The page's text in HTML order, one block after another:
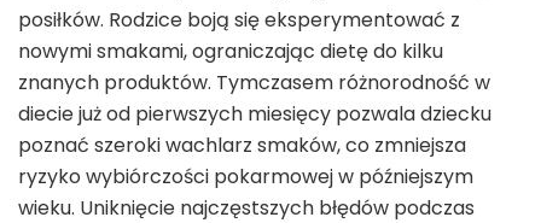
posiłków. Rodzice boją się eksperymentować z
nowymi smakami, ograniczając dietę do kilku
znanych produktów. Tymczasem różnorodność w
diecie już od pierwszych miesięcy pozwala dziecku
poznać szeroki wachlarz smaków, co zmniejsza
ryzyko wybiórczości pokarmowej w późniejszym
wieku. Uniknięcie najczęstszych błędów podczas